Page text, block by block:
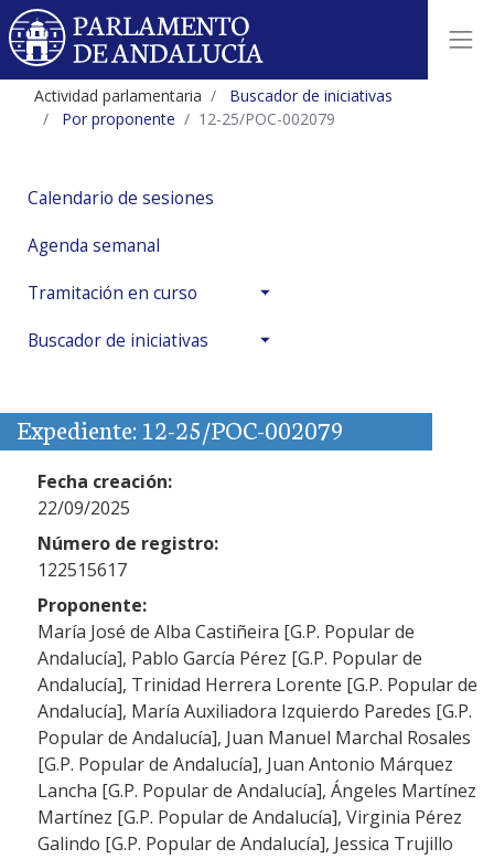
Actividad parlamentaria
Buscador de iniciativas
Por proponente
12-25/POC-002079
Calendario de sesiones
Agenda semanal
Tramitación en curso
Buscador de iniciativas
Expediente: 12-25/POC-002079
Fecha creación:
22/09/2025
Número de registro:
122515617
Proponente:
María José de Alba Castiñeira [G.P. Popular de
Andalucía], Pablo García Pérez [G.P. Popular de
Andalucía], Trinidad Herrera Lorente [G.P. Popular de
Andalucía], María Auxiliadora Izquierdo Paredes [G.P.
Popular de Andalucía], Juan Manuel Marchal Rosales
[G.P. Popular de Andalucía], Juan Antonio Márquez
Lancha [G.P. Popular de Andalucía], Ángeles Martínez
Martínez [G.P. Popular de Andalucía], Virginia Pérez
Galindo [G.P. Popular de Andalucía], Jessica Trujillo